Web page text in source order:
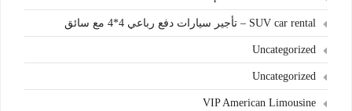
SUV car rental – تأجير سيارات دفع رباعي 4*4 مع سائق
Uncategorized
Uncategorized
VIP American Limousine